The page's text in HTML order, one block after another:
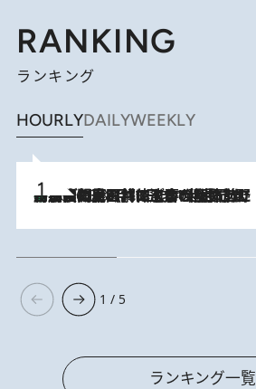
RANKING
ランキング
HOURLYDAILYWEEKLY
2026.8.8
「最後に見られてよかった」上野動物園の東園パンダ舎が解体前に特別公開。8月16日まで延長されたパネル展と共に辿る“半世紀”のパンダ飼育《解体工事の図面あり》
1 / 5
ランキング一覧